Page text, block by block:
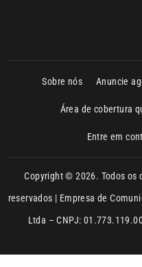
Sobre nós Anuncie
Área de cobertura
Entre em
Copyright © 2026. Todos os
reservados | Empresa de
Ltda – CNPJ: